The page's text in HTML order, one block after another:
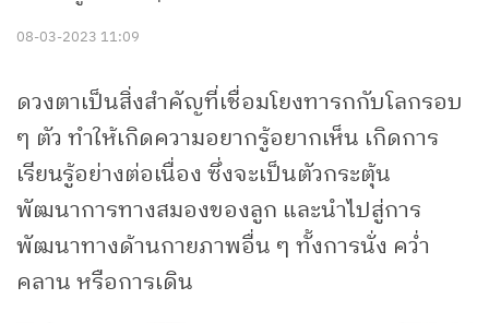
08-03-2023 11:09
ดวงตาเป็นสิ่งสำคัญที่เชื่อมโยงทารกกับโลกรอบ
ๆ ตัว ทำให้เกิดความอยากรู้อยากเห็น เกิดการ
เรียนรู้อย่างต่อเนื่อง ซึ่งจะเป็นตัวกระตุ้น
พัฒนาการทางสมองของลูก และนำไปสู่การ
พัฒนาทางด้านกายภาพอื่น ๆ ทั้งการนั่ง คว่ำ
คลาน หรือการเดิน